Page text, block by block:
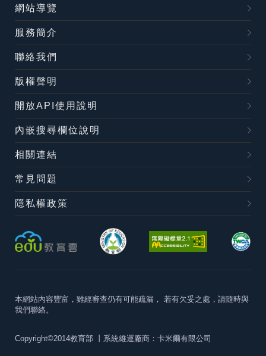
網站導覽
服務簡介
聯絡我們
版權聲明
開放API使用說明
內嵌搜尋欄位說明
相關連結
常見問題
隱私權政策
本網站內容豐富，雖經審查仍有可能疏漏， 若有欠妥之處，請隨時與
我們聯絡。
Copyright©2014教育部 丨系統維運廠商：卡米爾有限公司